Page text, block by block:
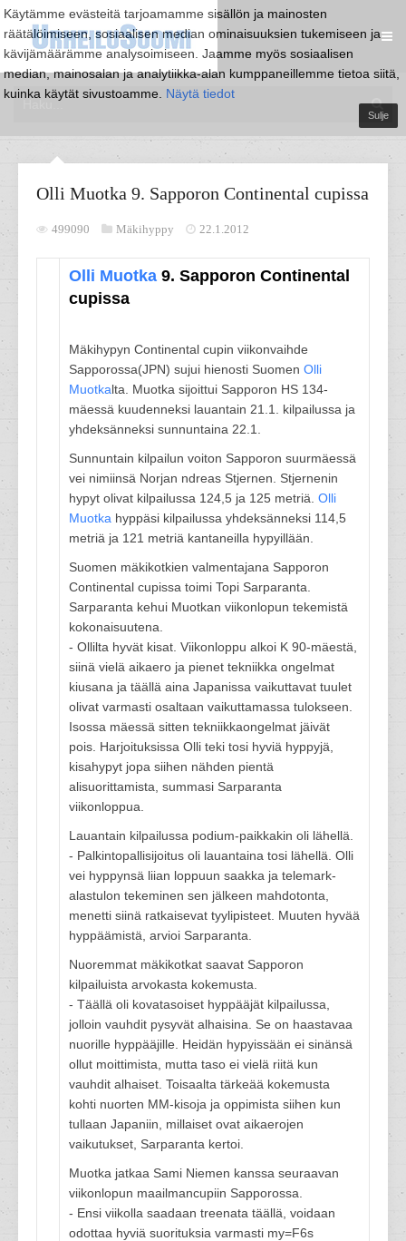
Käytämme evästeitä tarjoamamme sisällön ja mainosten
räätälöimiseen, sosiaalisen median ominaisuuksien tukemiseen ja
kävijämäärämme analysoimiseen. Jaamme myös sosiaalisen
median, mainosalan ja analytiikka-alan kumppaneillemme tietoa siitä,
kuinka käytät sivustoamme. Näytä tiedot
Sulje
Olli Muotka 9. Sapporon Continental cupissa
499090 Mäkihyppy 22.1.2012
Olli Muotka 9. Sapporon Continental
cupissa
Mäkihypyn Continental cupin viikonvaihde
Sapporossa(JPN) sujui hienosti Suomen Olli
Muotkalta. Muotka sijoittui Sapporon HS 134-
mäessä kuudenneksi lauantain 21.1. kilpailussa ja
yhdeksänneksi sunnuntaina 22.1.
Sunnuntain kilpailun voiton Sapporon suurmäessä
vei nimiinsä Norjan ndreas Stjernen. Stjernenin
hypyt olivat kilpailussa 124,5 ja 125 metriä. Olli
Muotka hyppäsi kilpailussa yhdeksänneksi 114,5
metriä ja 121 metriä kantaneilla hypyillään.
Suomen mäkikotkien valmentajana Sapporon
Continental cupissa toimi Topi Sarparanta.
Sarparanta kehui Muotkan viikonlopun tekemistä
kokonaisuutena.
- Ollilta hyvät kisat. Viikonloppu alkoi K 90-mäestä,
siinä vielä aikaero ja pienet tekniikka ongelmat
kiusana ja täällä aina Japanissa vaikuttavat tuulet
olivat varmasti osaltaan vaikuttamassa tulokseen.
Isossa mäessä sitten tekniikkaongelmat jäivät
pois. Harjoituksissa Olli teki tosi hyviä hyppyjä,
kisahypyt jopa siihen nähden pientä
alisuorittamista, summasi Sarparanta
viikonloppua.
Lauantain kilpailussa podium-paikkakin oli lähellä.
- Palkintopallisijoitus oli lauantaina tosi lähellä. Olli
vei hyppynsä liian loppuun saakka ja telemark-
alastulon tekeminen sen jälkeen mahdotonta,
menetti siinä ratkaisevat tyylipisteet. Muuten hyvää
hyppäämistä, arvioi Sarparanta.
Nuoremmat mäkikotkat saavat Sapporon
kilpailuista arvokasta kokemusta.
- Täällä oli kovatasoiset hyppääjät kilpailussa,
jolloin vauhdit pysyvät alhaisina. Se on haastavaa
nuorille hyppääjille. Heidän hypyissään ei sinänsä
ollut moittimista, mutta taso ei vielä riitä kun
vauhdit alhaiset. Toisaalta tärkeää kokemusta
kohti nuorten MM-kisoja ja oppimista siihen kun
tullaan Japaniin, millaiset ovat aikaerojen
vaikutukset, Sarparanta kertoi.
Muotka jatkaa Sami Niemen kanssa seuraavan
viikonlopun maailmancupiin Sapporossa.
- Ensi viikolla saadaan treenata täällä, voidaan
odottaa hyviä suorituksia varmasti my=F6s